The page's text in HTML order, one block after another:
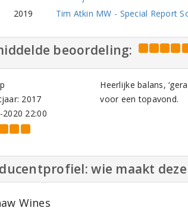
2019
Tim Atkin MW - Special Report
beoordeling:
2017
2020 22:00
Heerlijke balans,
voor een topavond.
wie maakt
Wines